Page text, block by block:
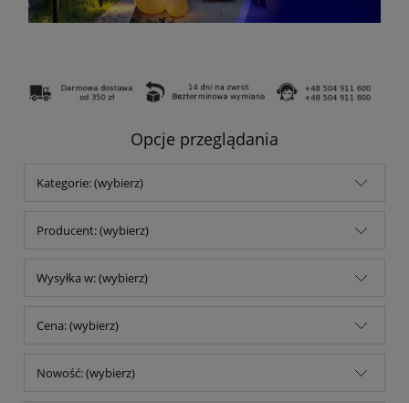
Opcje przeglądania
Kategorie: (wybierz)
Producent: (wybierz)
Wysyłka w: (wybierz)
Cena: (wybierz)
Nowość: (wybierz)